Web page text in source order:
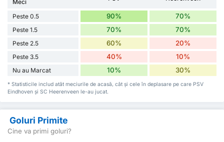
Meci
Peste 0.5 90% 70%
Peste 1.5 70% 70%
Peste 2.5 60% 20%
Peste 3.5 40% 10%
Nu au Marcat 10% 30%
* Statisticile includ atât meciurile de acasă, cât și cele în deplasare pe care PSV
Eindhoven și SC Heerenveen le-au jucat.
Goluri Primite
Cine va primi goluri?